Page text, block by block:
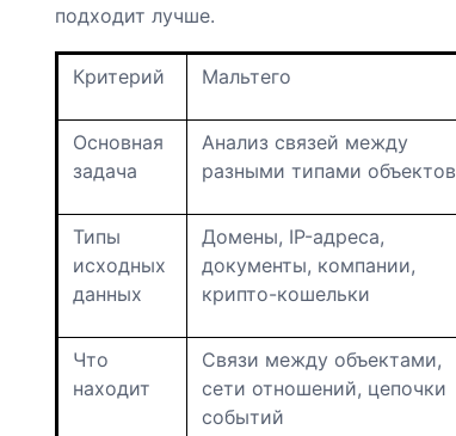
подходит лучше.
Критерий Мальтего
Основная
задача
Анализ связей между
разными типами объектов
Типы
исходных
данных
Домены, IP-адреса,
документы, компании,
крипто-кошельки
Что
находит
Связи между объектами,
сети отношений, цепочки
событий